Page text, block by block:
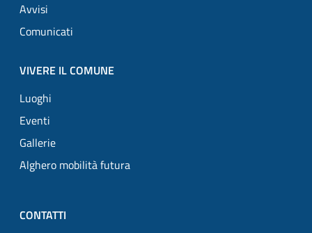
Avvisi
Comunicati
VIVERE IL COMUNE
Luoghi
Eventi
Gallerie
Alghero mobilità futura
CONTATTI